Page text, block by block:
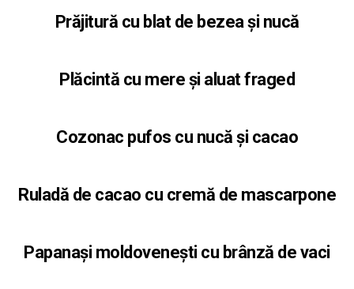
Prăjitură cu blat de bezea și nucă
Plăcintă cu mere și aluat fraged
Cozonac pufos cu nucă și cacao
Ruladă de cacao cu cremă de mascarpone
Papanași moldovenești cu brânză de vaci